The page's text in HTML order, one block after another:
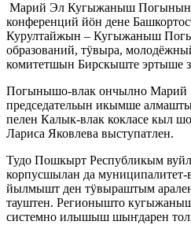
Марий Эл Кугыжаныш Погынын
конференций йӧн дене
Курултайжын – Кугыжаныш
образований, тӱвыра,
комитетшын Бирскыште эртыше
Погынышо-влак ончылно
председательын икымше
пелен Калык-влак кокласе кыл
Лариса Яковлева выступатлен.
Тудо Пошкырт Республикым
корпусшылан да муниципалитет-
йылмышт ден тӱвыраштым
тауштен. Регионышто
системно илышыш шыҥдарен